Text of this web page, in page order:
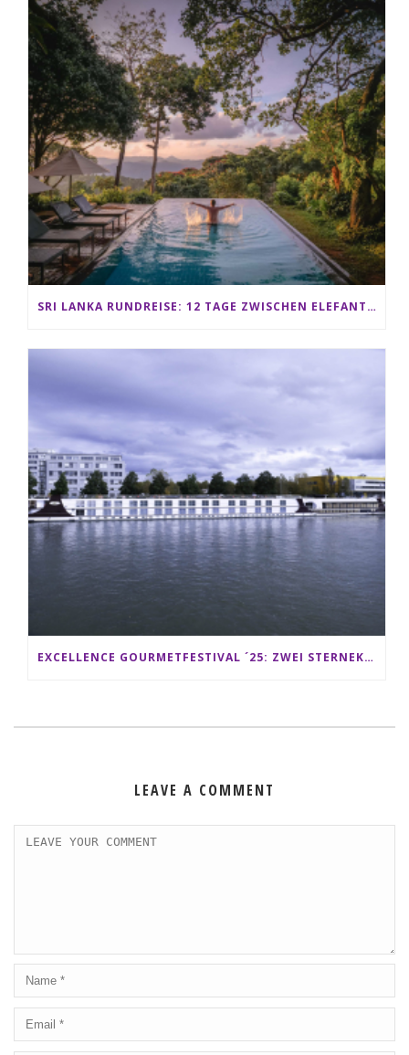
SRI LANKA RUNDREISE: 12 TAGE ZWISCHEN ELEFANTEN, TEEPLANTAGEN & STRAND ALS FAMILIE
EXCELLENCE GOURMETFESTIVAL ´25: ZWEI STERNEKÖCHE ANTONIO GUIDA & DARIO MORESCO VERWÖHNEN IHRE GÄSTE AUF EINER LUXERIÖSEN SCHIFFSREISE
LEAVE A COMMENT